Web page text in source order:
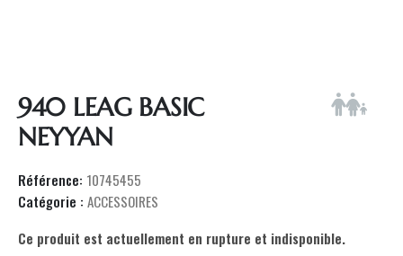
940 LEAG BASIC
NEYYAN
Référence: 10745455
Catégorie : ACCESSOIRES
Ce produit est actuellement en rupture et indisponible.